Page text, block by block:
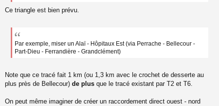
l
Ce triangle est bien prévu.
Par exemple, miser un Alaï - Hôpitaux Est (via Perrache - Bellecour -
Part-Dieu - Ferrandière - Grandclément)
Note que ce tracé fait 1 km (ou 1,3 km avec le crochet de desserte au
plus près de Bellecour) de plus que le tracé existant par T2 et T6.
On peut même imaginer de créer un raccordement direct ouest - nord